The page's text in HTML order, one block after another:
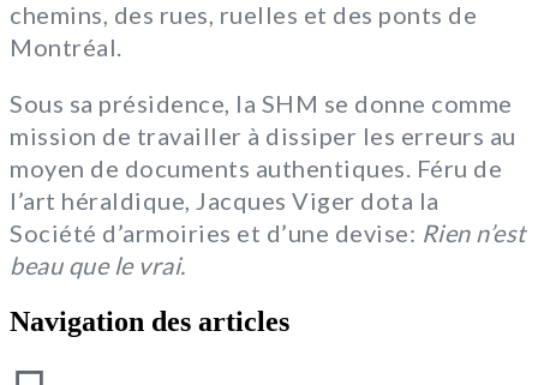
chemins, des rues, ruelles et des ponts de
Montréal.
Sous sa présidence, la SHM se donne comme
mission de travailler à dissiper les erreurs au
moyen de documents authentiques. Féru de
l’art héraldique, Jacques Viger dota la
Société d’armoiries et d’une devise: Rien n’est
beau que le vrai.
Navigation des articles